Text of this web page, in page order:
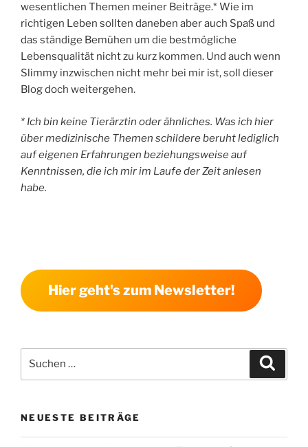
wesentlichen Themen meiner Beiträge.* Wie im
richtigen Leben sollten daneben aber auch Spaß und
das ständige Bemühen um die bestmögliche
Lebensqualität nicht zu kurz kommen. Und auch wenn
Slimmy inzwischen nicht mehr bei mir ist, soll dieser
Blog doch weitergehen.
* Ich bin keine Tierärztin oder ähnliches. Was ich hier
über medizinische Themen schildere beruht lediglich
auf eigenen Erfahrungen beziehungsweise auf
Kenntnissen, die ich mir im Laufe der Zeit anlesen
habe.
Hier geht's zum Newsletter!
nach:
NEUESTE BEITRÄGE